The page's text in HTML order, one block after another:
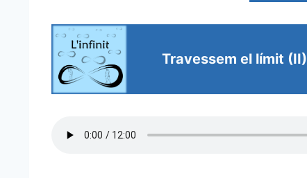
Travessem el límit (II)